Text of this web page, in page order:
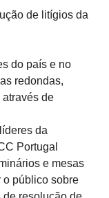
de litígios da
do país e no
redondas,
de
da
Portugal
e mesas
o público sobre